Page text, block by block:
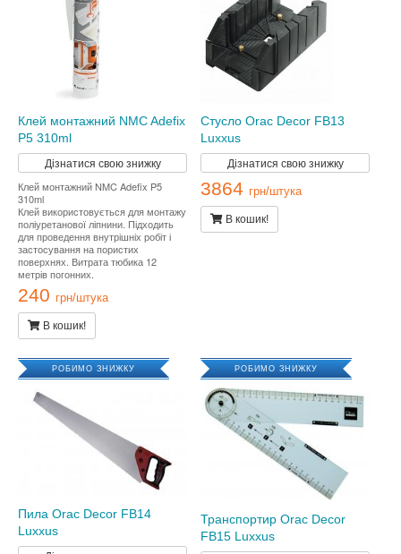
Клей монтажний NMC Adefix
P5 310ml
Дізнатися свою знижку
Клей монтажний NMC Adefix P5
310ml
Клей використовується для монтажу
поліуретанової ліпнини. Підходить
для проведення внутрішніх робіт і
застосування на пористих
поверхнях. Витрата тюбика 12
метрів погонних.
240 грн/штука
В кошик!
Стусло Orac Decor FB13
Luxxus
Дізнатися свою знижку
3864 грн/штука
В кошик!
РОБИМО ЗНИЖКУ
Пила Orac Decor FB14
Luxxus
РОБИМО ЗНИЖКУ
Транспортир Orac Decor
FB15 Luxxus